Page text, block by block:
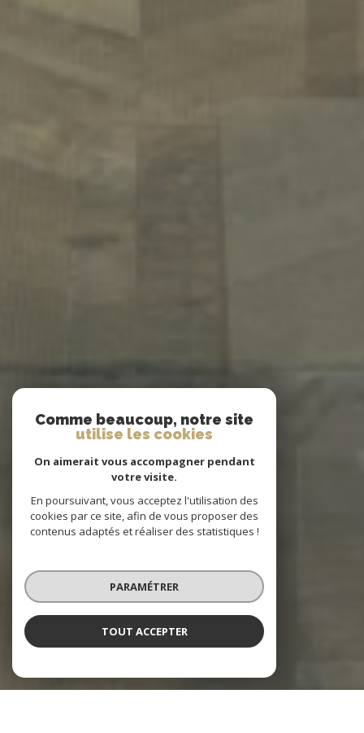
Comme beaucoup, notre site
utilise les cookies
On aimerait vous accompagner pendant
votre visite.
En poursuivant, vous acceptez l'utilisation des
cookies par ce site, afin de vous proposer des
contenus adaptés et réaliser des statistiques !
PARAMÉTRER
TOUT ACCEPTER